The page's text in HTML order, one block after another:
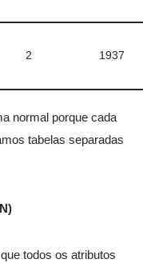
2 1937
normal porque cada
tabelas separadas
todos os atributos